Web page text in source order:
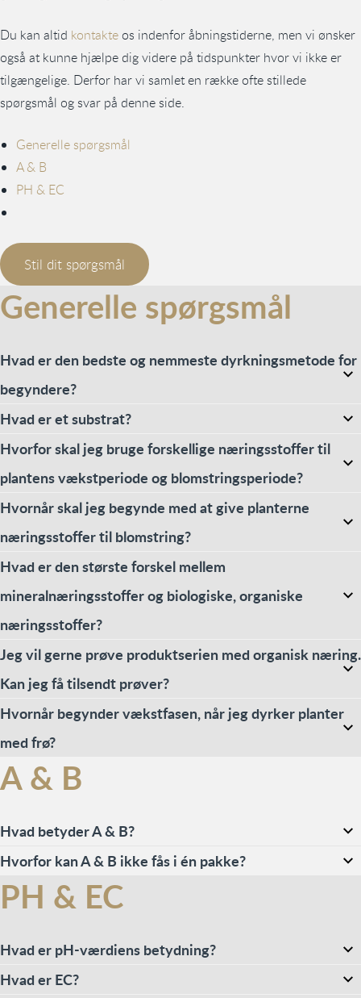
Du kan altid kontakte os indenfor åbningstiderne, men vi ønsker
også at kunne hjælpe dig videre på tidspunkter hvor vi ikke er
tilgængelige. Derfor har vi samlet en række ofte stillede
spørgsmål og svar på denne side.
Generelle spørgsmål
A & B
PH & EC
Stil dit spørgsmål
Generelle spørgsmål
Hvad er den bedste og nemmeste dyrkningsmetode for
begyndere?
Hvad er et substrat?
Hvorfor skal jeg bruge forskellige næringsstoffer til
plantens vækstperiode og blomstringsperiode?
Hvornår skal jeg begynde med at give planterne
næringsstoffer til blomstring?
Hvad er den største forskel mellem
mineralnæringsstoffer og biologiske, organiske
næringsstoffer?
Jeg vil gerne prøve produktserien med organisk næring.
Kan jeg få tilsendt prøver?
Hvornår begynder vækstfasen, når jeg dyrker planter
med frø?
A & B
Hvad betyder A & B?
Hvorfor kan A & B ikke fås i én pakke?
PH & EC
Hvad er pH-værdiens betydning?
Hvad er EC?